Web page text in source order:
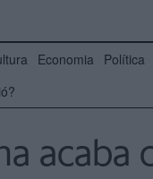
Economia Política
acaba